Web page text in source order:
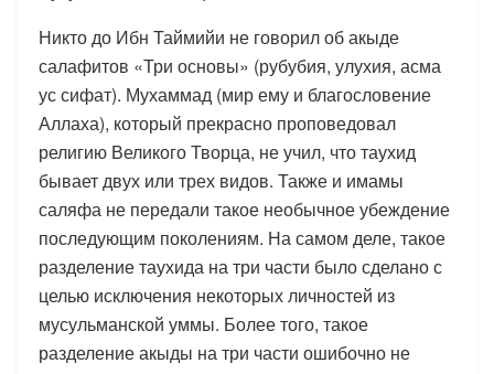
Никто до Ибн Таймийи не говорил об акыде
салафитов «Три основы» (рубубия, улухия, асма
ус сифат). Мухаммад (мир ему и благословение
Аллаха), который прекрасно проповедовал
религию Великого Творца, не учил, что таухид
бывает двух или трех видов. Также и имамы
саляфа не передали такое необычное убеждение
последующим поколениям. На самом деле, такое
разделение таухида на три части было сделано с
целью исключения некоторых личностей из
мусульманской уммы. Более того, такое
разделение акыды на три части ошибочно не